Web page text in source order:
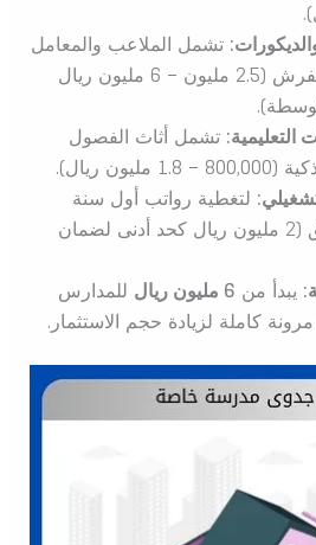
تشمل الملاعب والمعامل
والساحات والفرش (2.5 مليون – 6 مليون ريال
التعليمية:تشمل أثاث الفصول
ريال).
لتغطية رواتب أول سنة
وإيجار وتسويق (2 مليون ريال كحد أدنى لضمان
يبدأ من 6 مليون ريال
للمدارس
كاملة لزيادة حجم الاستثمار.